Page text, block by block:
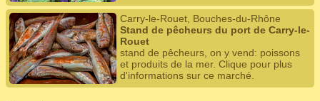
Carry-le-Rouet, Bouches-du-Rhône
Stand de pêcheurs du port de Carry-le-
Rouet
stand de pêcheurs, on y vend: poissons
et produits de la mer. Clique pour plus
d'informations sur ce marché.